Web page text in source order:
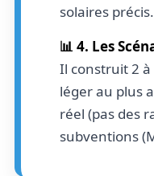
solaires précis.
📊 4. Les
Il construit 2
léger au plus
réel (pas des
subventions